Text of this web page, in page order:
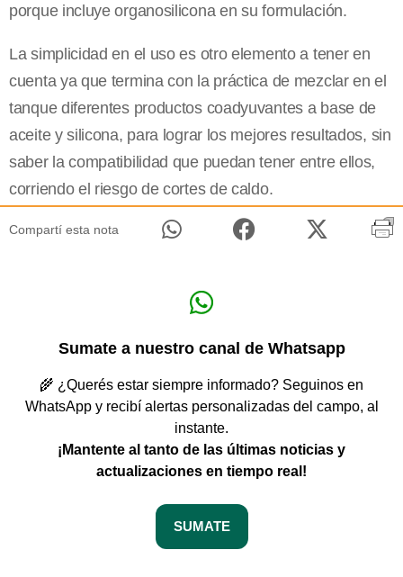
porque incluye organosilicona en su formulación.
La simplicidad en el uso es otro elemento a tener en
cuenta ya que termina con la práctica de mezclar en el
tanque diferentes productos coadyuvantes a base de
aceite y silicona, para lograr los mejores resultados, sin
saber la compatibilidad que puedan tener entre ellos,
corriendo el riesgo de cortes de caldo.
Compartí esta nota
Sumate a nuestro canal de Whatsapp
🌾 ¿Querés estar siempre informado? Seguinos en
WhatsApp y recibí alertas personalizadas del campo, al
instante.
¡Mantente al tanto de las últimas noticias y
actualizaciones en tiempo real!
SUMATE